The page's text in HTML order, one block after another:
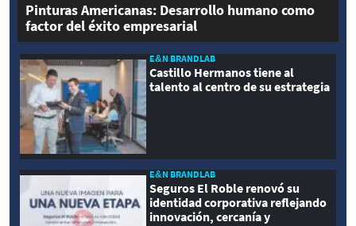
Pinturas Americanas: Desarrollo humano como
factor del éxito empresarial
E&N BRANDLAB
Castillo Hermanos tiene al
talento al centro de su estrategia
E&N BRANDLAB
Seguros El Roble renovó su
identidad corporativa reflejando
innovación, cercanía y